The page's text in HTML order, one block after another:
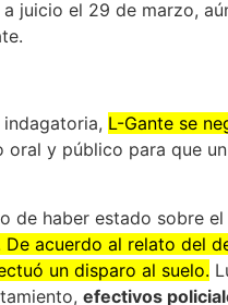
juicio el 29 de marzo,
L-Gante se
oral y público para que
de haber estado sobre
acuerdo al relato del
un disparo al suelo.
efectivos